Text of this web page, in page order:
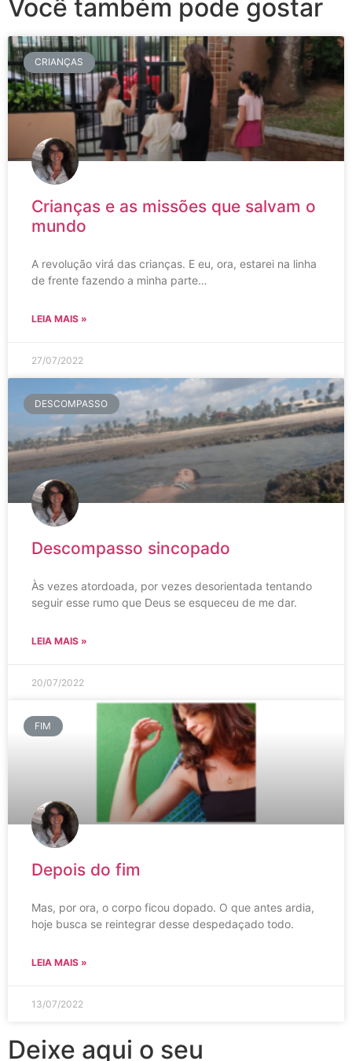
Você também pode gostar
CRIANÇAS
Crianças e as missões que salvam o
mundo
A revolução virá das crianças. E eu, ora, estarei na linha
de frente fazendo a minha parte…
LEIA MAIS »
27/07/2022
DESCOMPASSO
Descompasso sincopado
Às vezes atordoada, por vezes desorientada tentando
seguir esse rumo que Deus se esqueceu de me dar.
LEIA MAIS »
20/07/2022
FIM
Depois do fim
Mas, por ora, o corpo ficou dopado. O que antes ardia,
hoje busca se reintegrar desse despedaçado todo.
LEIA MAIS »
13/07/2022
Deixe aqui o seu